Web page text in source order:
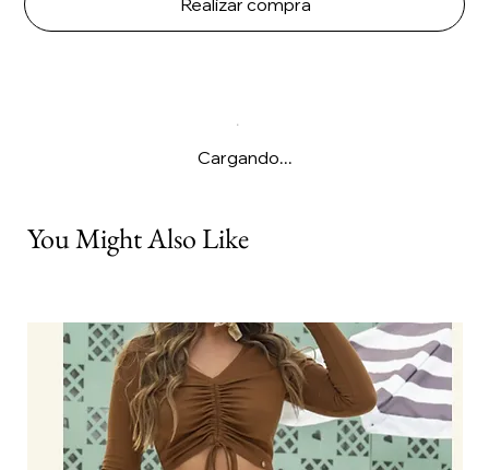
Realizar compra
Cargando...
You Might Also Like